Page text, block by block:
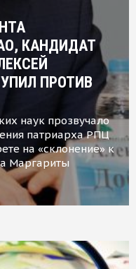
КАНДИДАТ
ПРОТИВ
наук прозвучало
патриарха РПЦ
на «склонение» к
Маргариты